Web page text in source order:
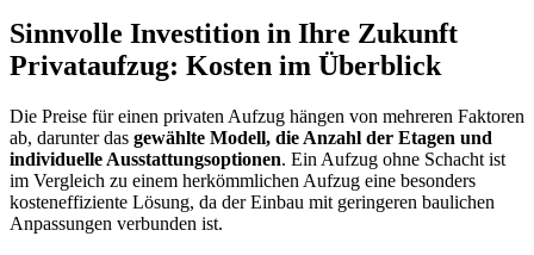
Sinnvolle Investition in Ihre Zukunft
Privataufzug: Kosten im Überblick
Die Preise für einen privaten Aufzug hängen von mehreren Faktoren
ab, darunter das gewählte Modell, die Anzahl der Etagen und
individuelle Ausstattungsoptionen. Ein Aufzug ohne Schacht ist
im Vergleich zu einem herkömmlichen Aufzug eine besonders
kosteneffiziente Lösung, da der Einbau mit geringeren baulichen
Anpassungen verbunden ist.